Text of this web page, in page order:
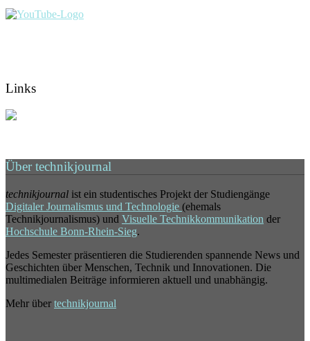
Links
Über technikjournal
technikjournal ist ein studentisches Projekt der Studiengänge
Digitaler Journalismus und Technologie (ehemals
Technikjournalismus) und Visuelle Technikkommunikation der
Hochschule Bonn-Rhein-Sieg.
Jedes Semester präsentieren die Studierenden spannende News und
Geschichten über Menschen, Technik und Innovationen. Die
multimedialen Beiträge informieren aktuell und unabhängig.
Mehr über technikjournal